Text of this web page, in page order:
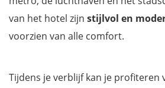
van het hotel zijn stijlvol en
voorzien van alle comfort.
Tijdens je verblijf kan je profiteren